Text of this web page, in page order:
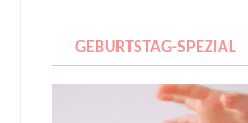
GEBURTSTAG-SPEZIAL